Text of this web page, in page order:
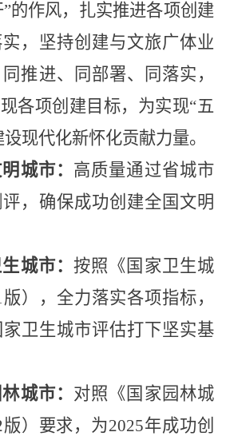
”的作风，扎实推进各项创建
，
坚持创建与文旅广体业
推进、同部署、同落实，
各项创建目标，为实现“五
设现代化新怀化贡献力量。
城市： 高质量通过省城市
，确保成功创建全国文明
城市： 按照《国家卫生城
版），全力落实各项指标，
家卫生城市评估打下坚实基
城市： 对照《国家园林城
版）要求，为2025年成功创